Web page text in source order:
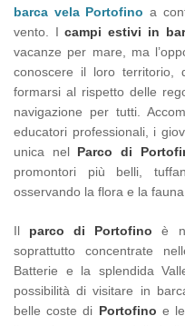
barca vela Portofino a
vento. Icampi estivi in
vacanze per mare, ma
conoscere il loro
formarsi al rispetto delle
navigazione per tutti.
educatori professionali, i
unica nel Parco di
promontori più belli,
osservando la flora e la fauna
Il parco di Portofino è
soprattutto concentrate
Batterie e la splendida
possibilità di visitare in
belle coste di Portofino e